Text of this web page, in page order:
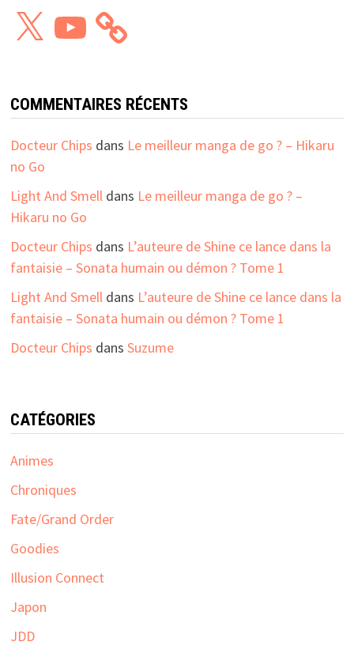
YouTube
COMMENTAIRES RÉCENTS
Docteur Chips dans Le meilleur manga de go ? – Hikaru
no Go
Light And Smelldans Le meilleur manga de go ? –
Hikaru no Go
Docteur Chips dans L’auteure de Shine ce lance dans la
fantaisie – Sonata humain ou démon ? Tome 1
Light And Smelldans L’auteure de Shine ce lance dans la
fantaisie – Sonata humain ou démon ? Tome 1
Docteur Chips dans Suzume
CATÉGORIES
Animes
Chroniques
Fate/Grand Order
Goodies
Illusion Connect
Japon
JDD